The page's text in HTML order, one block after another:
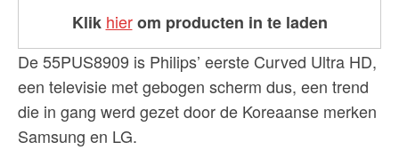
Klik hierom producten in te laden
De 55PUS8909 is Philips’ eerste Curved Ultra HD,
een televisie met gebogen scherm dus, een trend
die in gang werd gezet door de Koreaanse merken
Samsung en LG.